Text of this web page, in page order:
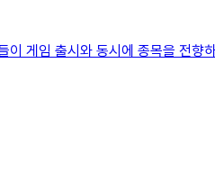
게임 출시와 동시에 종목을 전